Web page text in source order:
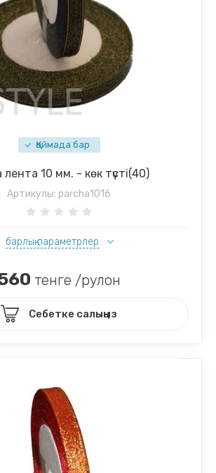
Қоймада бар
лента 10 мм. - көк түсті(40)
Артикулы: parcha1016
барлық параметрлер
тенге /рулон
Себетке салыңыз